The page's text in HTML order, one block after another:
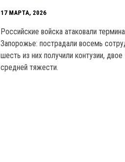
17 МАРТА, 2026
Российские войска атаковали
Запорожье: пострадали восемь
шесть из них получили контузии,
средней тяжести.